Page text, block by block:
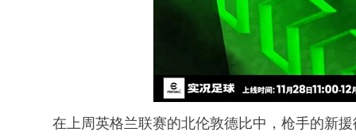
在上周英格兰联赛的北伦敦德比中，枪手的新